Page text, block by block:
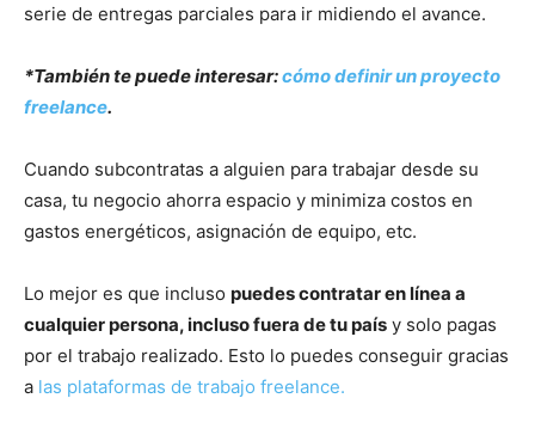
serie de entregas parciales para ir midiendo el avance.
*También te puede interesar:cómo definir un proyecto
freelance.
Cuando subcontratas a alguien para trabajar desde su
casa, tu negocio ahorra espacio y minimiza costos en
gastos energéticos, asignación de equipo, etc.
Lo mejor es que incluso puedes contratar en línea a
cualquier persona, incluso fuera de tu país y solo pagas
por el trabajo realizado. Esto lo puedes conseguir gracias
a las plataformas de trabajo freelance.